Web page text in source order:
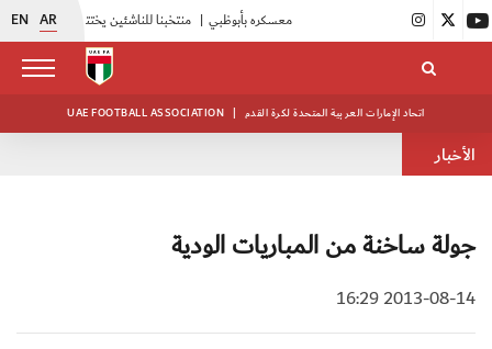
EN AR | أبيض الشباب يواصل تدريباته في معسكره بأبوظبي |
UAE FOOTBALL ASSOCIATION | اتحاد الإمارات العربية المتحدة لكرة القدم
الأخبار
جولة ساخنة من المباريات الودية
2013-08-14 16:29